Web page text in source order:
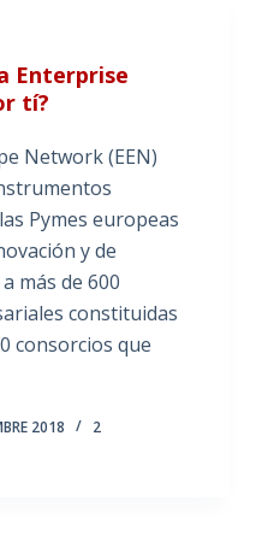
Enterprise
tí?
Network (EEN)
Pymes europeas
y de
más de 600
constituidas
consorcios que
2018
2